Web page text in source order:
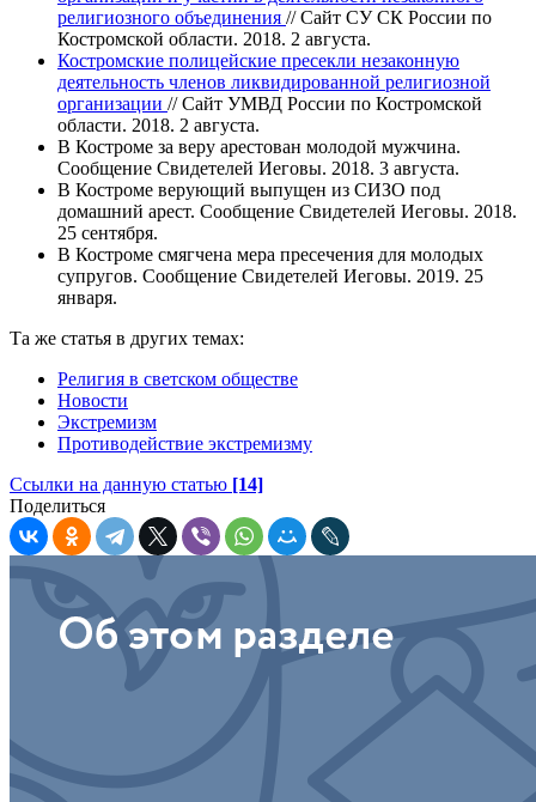
религиозного объединения // Сайт СУ СК России по
Костромской области. 2018. 2 августа.
Костромские полицейские пресекли незаконную
деятельность членов ликвидированной религиозной
организации // Сайт УМВД России по Костромской
области. 2018. 2 августа.
В Костроме за веру арестован молодой мужчина.
Сообщение Свидетелей Иеговы. 2018. 3 августа.
В Костроме верующий выпущен из СИЗО под
домашний арест. Сообщение Свидетелей Иеговы. 2018.
25 сентября.
В Костроме смягчена мера пресечения для молодых
супругов. Сообщение Свидетелей Иеговы. 2019. 25
января.
Та же статья в других темах:
Религия в светском обществе
Новости
Экстремизм
Противодействие экстремизму
Ссылки на данную статью [14]
Поделиться